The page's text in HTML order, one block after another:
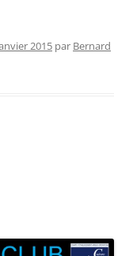
2015 par Bernard